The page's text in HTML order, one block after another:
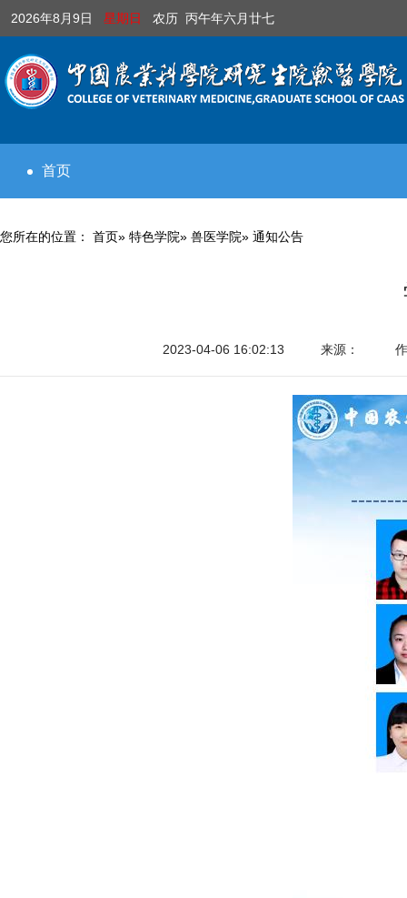
2026年8月9日 星期日 农历 丙午年六月廿七
首页
您所在的位置： 首页» 特色学院» 兽医学院» 通知公告
2023-04-06 16:02:13 来源：